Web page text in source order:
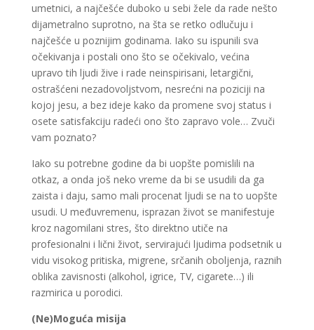
umetnici, a najčešće duboko u sebi žele da rade nešto
dijametralno suprotno, na šta se retko odlučuju i
najčešće u poznijim godinama. Iako su ispunili sva
očekivanja i postali ono što se očekivalo, većina
upravo tih ljudi žive i rade neinspirisani, letargični,
ostrašćeni nezadovoljstvom, nesrećni na poziciji na
kojoj jesu, a bez ideje kako da promene svoj status i
osete satisfakciju radeći ono što zapravo vole… Zvuči
vam poznato?
Iako su potrebne godine da bi uopšte pomislili na
otkaz, a onda još neko vreme da bi se usudili da ga
zaista i daju, samo mali procenat ljudi se na to uopšte
usudi. U međuvremenu, isprazan život se manifestuje
kroz nagomilani stres, što direktno utiče na
profesionalni i lični život, servirajući ljudima podsetnik u
vidu visokog pritiska, migrene, srčanih oboljenja, raznih
oblika zavisnosti (alkohol, igrice, TV, cigarete…) ili
razmirica u porodici.
(Ne)Moguća misija